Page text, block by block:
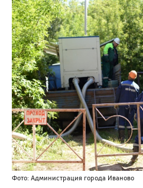
Фото: Администрация города Иваново